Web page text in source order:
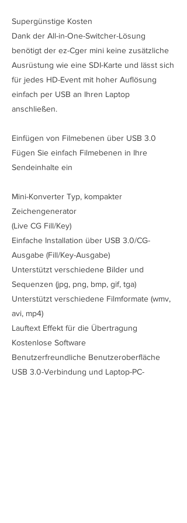
Supergünstige Kosten
Dank der All-in-One-Switcher-Lösung
benötigt der ez-Cger mini keine zusätzliche
Ausrüstung wie eine SDI-Karte und lässt sich
für jedes HD-Event mit hoher Auflösung
einfach per USB an Ihren Laptop
anschließen.
Einfügen von Filmebenen über USB 3.0
Fügen Sie einfach Filmebenen in Ihre
Sendeinhalte ein
Mini-Konverter Typ, kompakter
Zeichengenerator
(Live CG Fill/Key)
Einfache Installation über USB 3.0/CG-
Ausgabe (Fill/Key-Ausgabe)
Unterstützt verschiedene Bilder und
Sequenzen (jpg, png, bmp, gif, tga)
Unterstützt verschiedene Filmformate (wmv,
avi, mp4)
Lauftext Effekt für die Übertragung
Kostenlose Software
Benutzerfreundliche Benutzeroberfläche
USB 3.0-Verbindung und Laptop-PC-